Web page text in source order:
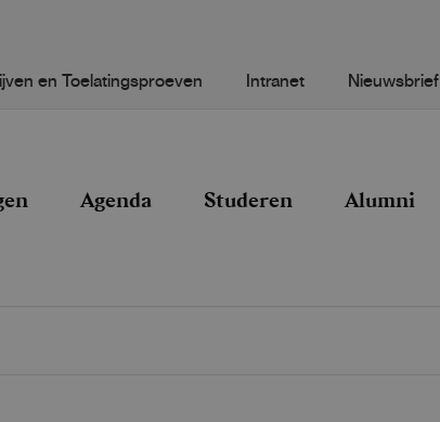
en Toelatingsproeven Intranet Nieuwsbrief
Agenda Studeren Alumni